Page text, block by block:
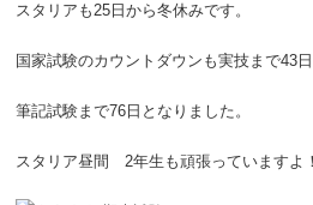
スタリアも25日から冬休みです。
国家試験のカウントダウンも実技まで43日
筆記試験まで76日となりました。
スタリア昼間 2年生も頑張っていますよ